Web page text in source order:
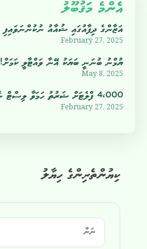
ކިޔުންތެރިންގެ ހިޔާލު
އެންމެ މަޤުބޫލު
އަޒާންގެ ދިފާއުގައި ޝުއާއު ނުކުންނަވައިފި
February 27, 2025
ޔުމްނު ބުނަނީ ބަޔަކު އޭނާ ވައްޓާލީ ކަމަށް!
May 8, 2025
4،000 ފްލެޓަށް ޝަރުތު ހަމަވާ ލިސްޓް ނެރެފި
February 27, 2025